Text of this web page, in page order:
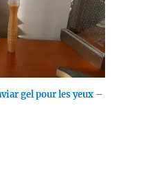
gel pour les yeux –